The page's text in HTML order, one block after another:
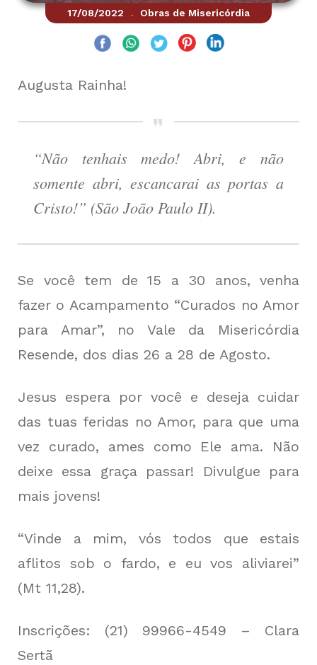
17/08/2022 . Obras de Misericórdia
Augusta Rainha!
“Não tenhais medo! Abri, e não
somente abri, escancarai as portas a
Cristo!” (São João Paulo II).
Se você tem de 15 a 30 anos, venha
fazer o Acampamento “Curados no Amor
para Amar”, no Vale da Misericórdia
Resende, dos dias 26 a 28 de Agosto.
Jesus espera por você e deseja cuidar
das tuas feridas no Amor, para que uma
vez curado, ames como Ele ama. Não
deixe essa graça passar! Divulgue para
mais jovens!
“Vinde a mim, vós todos que estais
aflitos sob o fardo, e eu vos aliviarei”
(Mt 11,28).
Inscrições: (21) 99966-4549 – Clara
Sertã